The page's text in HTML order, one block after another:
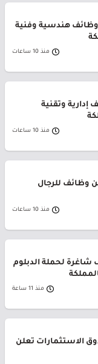
وظائف هندسية وفنية
منذ 10 ساعات
إدارية وتقنية
منذ 10 ساعات
وظائف للرجال
منذ 10 ساعات
شاغرة لحملة الدبلوم
منذ 11 ساعة
الاستثمارات تعلن